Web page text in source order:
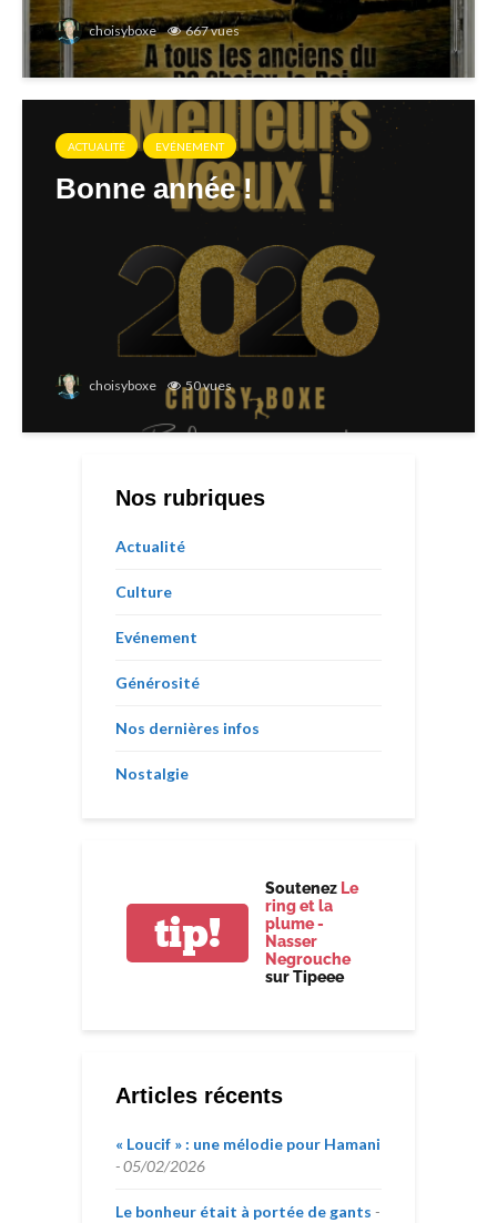
choisyboxe 667 vues
ACTUALITÉ EVÉNEMENT
Bonne année !
choisyboxe 50 vues
Nos rubriques
Actualité
Culture
Evénement
Générosité
Nos dernières infos
Nostalgie
tip!
Soutenez Le
ring et la
plume -
Nasser
Negrouche
sur Tipeee
Articles récents
« Loucif » : une mélodie pour Hamani
05/02/2026
Le bonheur était à portée de gants